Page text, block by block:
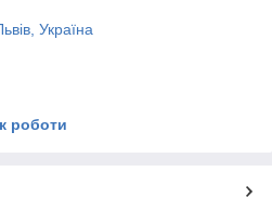
Україна
роботи